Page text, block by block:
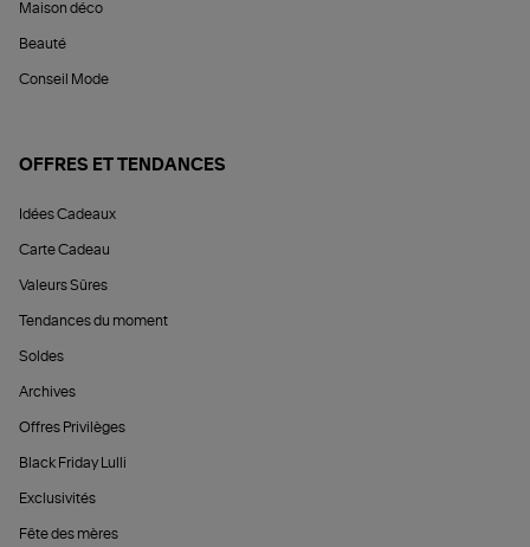
Maison déco
Beauté
Conseil Mode
OFFRES ET TENDANCES
Idées Cadeaux
Carte Cadeau
Valeurs Sûres
Tendances du moment
Soldes
Archives
Offres Privilèges
Black Friday Lulli
Exclusivités
Fête des mères